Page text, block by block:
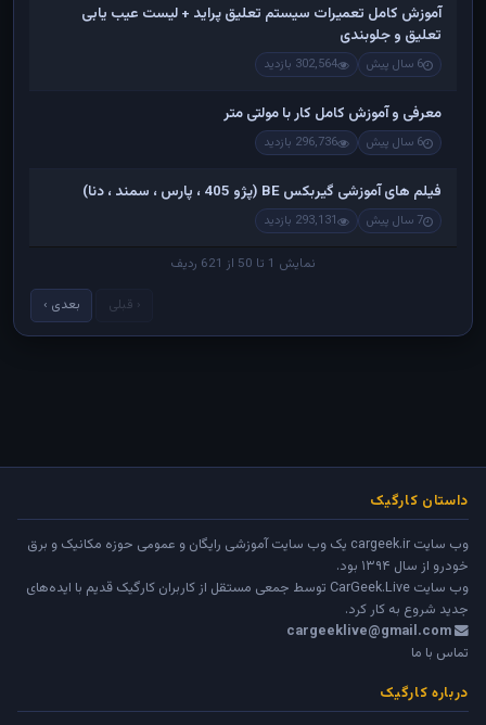
آموزش کامل تعمیرات سیستم تعلیق پراید + لیست عیب یابی
تعلیق و جلوبندی
6 سال پیش 302,564 بازدید
معرفی و آموزش کامل کار با مولتی متر
6 سال پیش 296,736 بازدید
فیلم های آموزشی گیربکس BE (پژو 405 ، پارس ، سمند ، دنا)
7 سال پیش 293,131 بازدید
نمایش 1 تا 50 از 621 ردیف
‹ قبلی بعدی ›
داستان کارگیک
وب سایت cargeek.ir یک وب سایت آموزشی رایگان و عمومی حوزه مکانیک و برق
خودرو از سال ۱۳۹۴ بود.
وب سایت CarGeek.Live توسط جمعی مستقل از کاربران کارگیک قدیم با ایده‌های
جدید شروع به کار کرد.
cargeeklive@gmail.com
تماس با ما
درباره کارگیک